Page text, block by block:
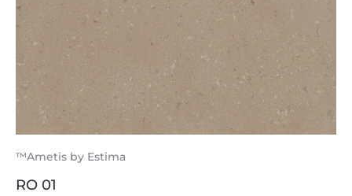
™Ametis by Estima
RO 01